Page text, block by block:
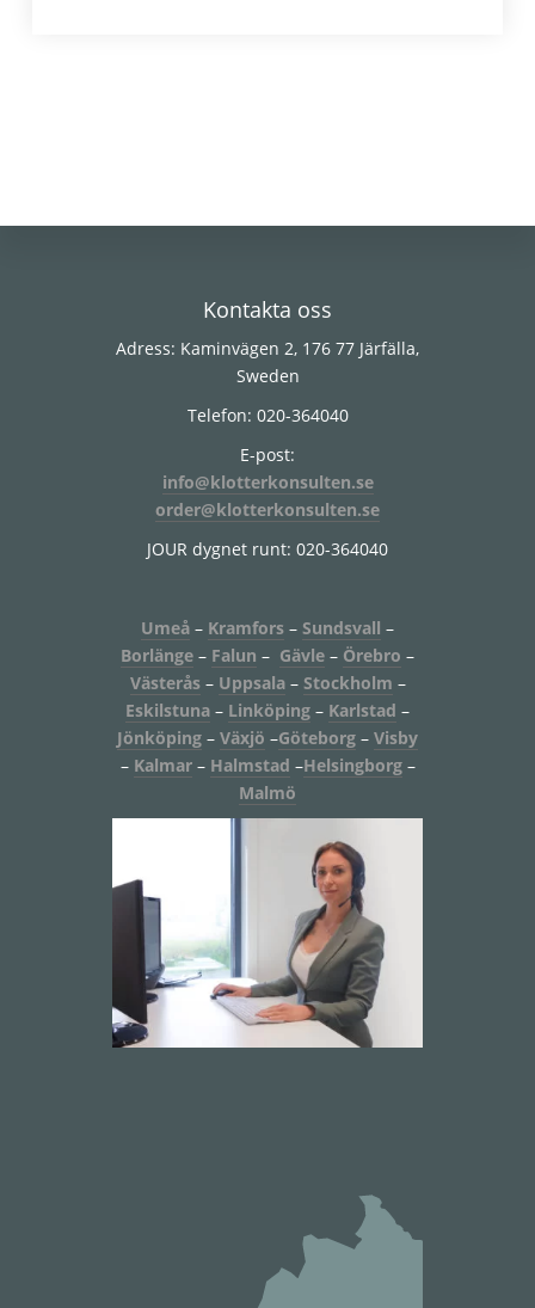
Kontakta oss
Adress: Kaminvägen 2, 176 77 Järfälla,
Sweden
Telefon: 020-364040
E-post:
info@klotterkonsulten.se
order@klotterkonsulten.se
JOUR dygnet runt: 020-364040
Umeå – Kramfors – Sundsvall –
Borlänge – Falun – Gävle – Örebro –
Västerås– Uppsala– Stockholm –
Eskilstuna – Linköping – Karlstad –
Jönköping – Växjö –Göteborg – Visby
– Kalmar– Halmstad –Helsingborg–
Malmö